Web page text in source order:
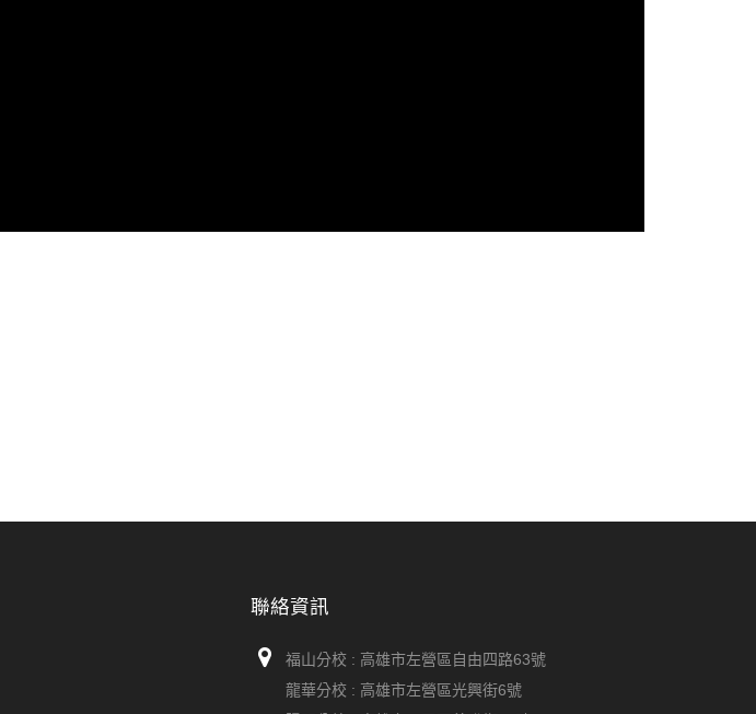
聯絡資訊
福山分校 : 高雄市左營區自由四路63號
龍華分校 : 高雄市左營區光興街6號